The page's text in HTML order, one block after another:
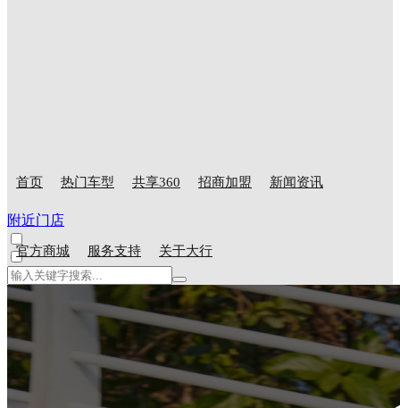
首页 热门车型 共享360 招商加盟 新闻资讯
官方商城 服务支持 关于大行
附近门店